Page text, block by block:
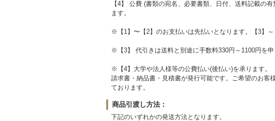
【4】 公費 (書類の宛名、必要書類、日付、送料記載の
ます。
※【1】〜【2】のお支払いは先払いとなります。【3】
※【3】 代引きは送料と別途に手数料330円～1100円を申
※【4】大学や法人様等の公費払い(後払い)を承ります。
請求書・納品書・見積書が発行可能です。ご希望のお客
ております。
商品引渡し方法：
下記のいずれかの発送方法となります。